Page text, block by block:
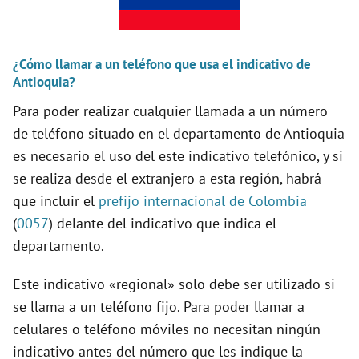
d
e
o
¿Cómo llamar a un teléfono que usa el indicativo de
Antioquia?
Para poder realizar cualquier llamada a un número
de teléfono situado en el departamento de Antioquia
es necesario el uso del este indicativo telefónico, y si
se realiza desde el extranjero a esta región, habrá
que incluir el prefijo internacional de Colombia
(0057) delante del indicativo que indica el
departamento.
Este indicativo «regional» solo debe ser utilizado si
se llama a un teléfono fijo. Para poder llamar a
celulares o teléfono móviles no necesitan ningún
indicativo antes del número que les indique la